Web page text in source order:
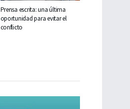
Prensa escrita: una última
oportunidad para evitar el
conflicto